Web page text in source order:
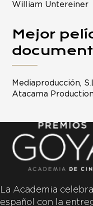
William Untereiner
Mejor
Mediaproducción,
Atacama
La Academia
español con la